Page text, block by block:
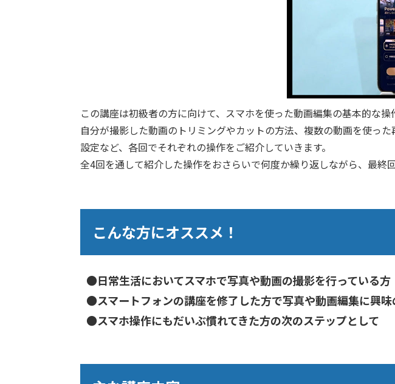
この講座は初級者の方に向けて、スマホを使った動画編集の基本的な操
自分が撮影した動画のトリミングやカットの方法、複数の動画を使っ
設定など、各回でそれぞれの操作をご紹介していきます。
全4回を通して紹介した操作をおさらいで何度か繰り返しながら、最終
こんな方にオススメ！
●日常生活においてスマホで写真や動画の撮影を行っている方
●スマートフォンの講座を修了した方で写真や動画編集に興
●スマホ操作にもだいぶ慣れてきた方の次のステップとして